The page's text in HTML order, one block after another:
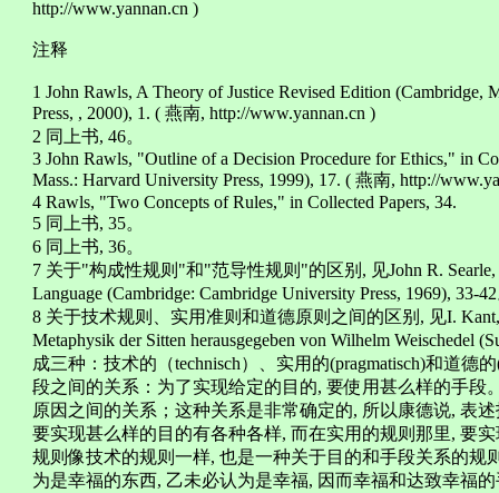
http://www.yannan.cn )
注释
1 John Rawls, A Theory of Justice Revised Edition (Cambridge,
Press, , 2000), 1. ( 燕南, http://www.yannan.cn )
2 同上书, 46。
3 John Rawls, "Outline of a Decision Procedure for Ethics," in
Mass.: Harvard University Press, 1999), 17. ( 燕南, http://
4 Rawls, "Two Concepts of Rules," in Collected Papers, 34.
5 同上书, 35。
6 同上书, 36。
7 关于"构成性规则"和"范导性规则"的区别, 见John R. Searle,
Language (Cambridge: Cambridge University Press, 1969), 33-
8 关于技术规则、实用准则和道德原则之间的区别, 见I. Kant,
Metaphysik der Sitten herausgegeben von Wilhelm
成三种：技术的（technisch）、实用的(pragmatisch)和道德
段之间的关系：为了实现给定的目的, 要使用甚么样的手段
原因之间的关系；这种关系是非常确定的, 所以康德说, 表
要实现甚么样的目的有各种各样, 而在实用的规则那里, 要
规则像技术的规则一样, 也是一种关于目的和手段关系的规
为是幸福的东西, 乙未必认为是幸福, 因而幸福和达致幸福